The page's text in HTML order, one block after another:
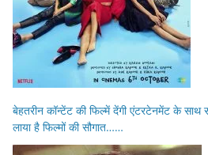
बेहतरीन कॉन्टेंट की फिल्में देंगी एंटरटेनमेंट के साथ
लाया है फिल्मों की सौगात……